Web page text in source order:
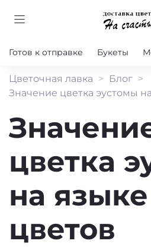
Готов к отправке Букеты
Цветочная лавка
Блог
Значение цветка эустомы
цветка
на языке
цветов